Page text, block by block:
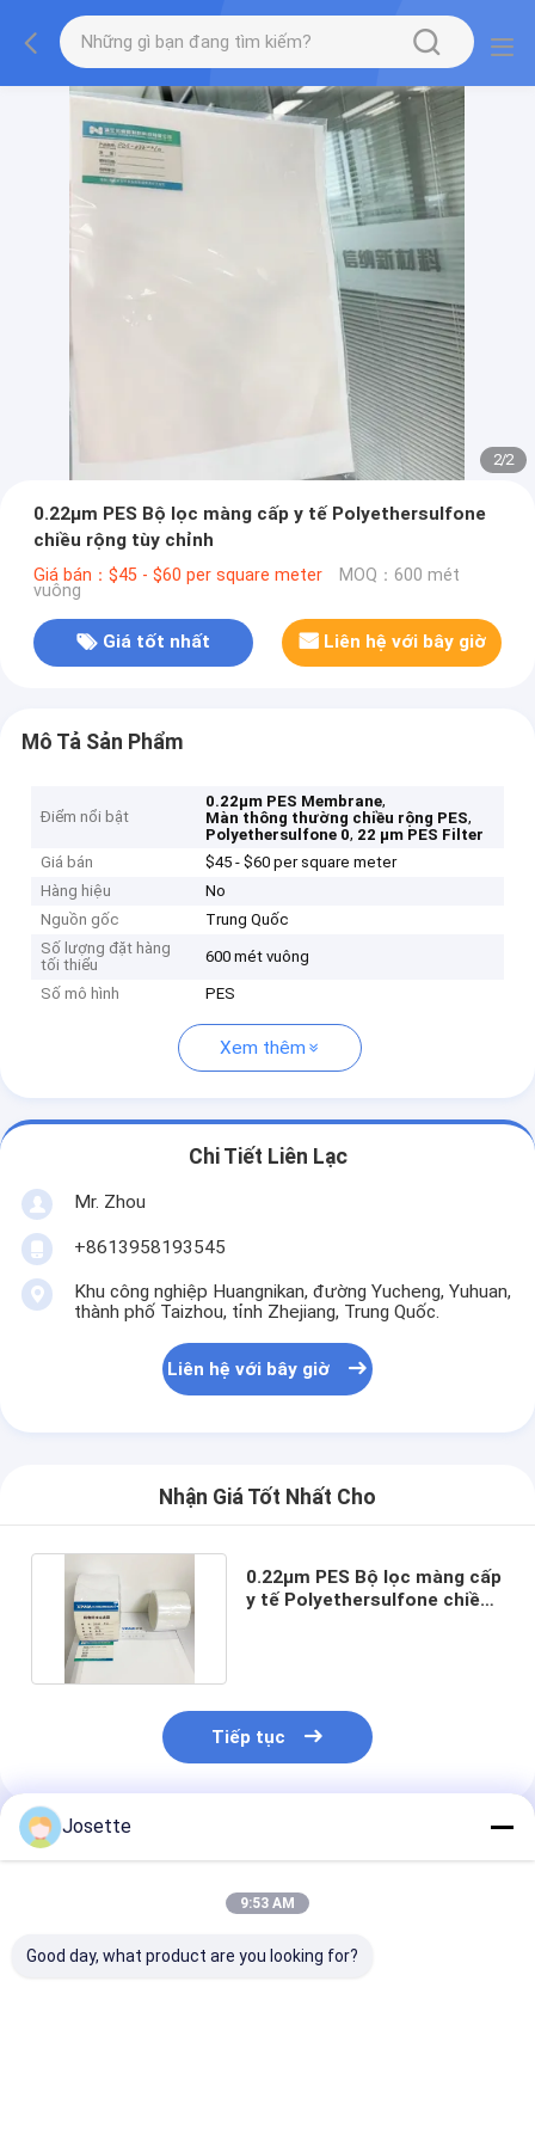
2/2
0.22μm PES Bộ lọc màng cấp y tế Polyethersulfone
chiều rộng tùy chỉnh
Giá bán：$45 - $60 per square meter MOQ：600 mét
vuông
Giá tốt nhất Liên hệ với bây giờ
Mô Tả Sản Phẩm
Điểm nổi bật
0.22μm PES Membrane,
Màn thông thường chiều rộng PES,
Polyethersulfone 0, 22 μm PES Filter
Giá bán
$45 - $60 per square meter
Hàng hiệu
No
Nguồn gốc
Trung Quốc
Số lượng đặt hàng
tối thiểu
600 mét vuông
Số mô hình PES
Xem thêm
Chi Tiết Liên Lạc
Mr. Zhou
+8613958193545
Khu công nghiệp Huangnikan, đường Yucheng, Yuhuan,
thành phố Taizhou, tỉnh Zhejiang, Trung Quốc.
Liên hệ với bây giờ
Nhận Giá Tốt Nhất Cho
0.22μm PES Bộ lọc màng cấp
y tế Polyethersulfone chiều
Tiếp tục
Sản Phẩm Khuyến Cáo
Josette
9:53 AM
Good day, what product are you looking for?